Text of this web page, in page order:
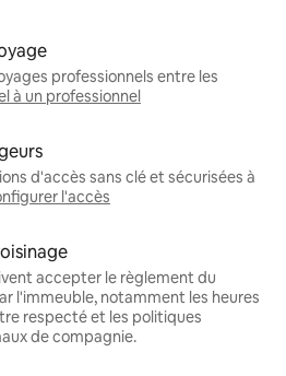
professionnels entre les
à un professionnel
d'accès sans clé et sécurisées à
l'accès
accepter le règlement du
l'immeuble, notamment les heures
respecté et les politiques
de compagnie.